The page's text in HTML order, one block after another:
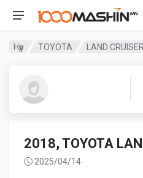
Нүүр TOYOTA LAND
2018, TOYOTA
2025/04/14